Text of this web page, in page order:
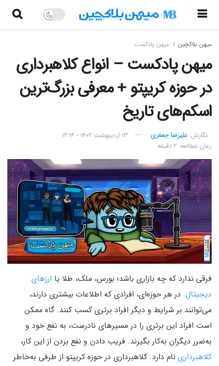
میهن بلاکچین میهن پادکست
میهن پادکست – انواع کلاهبرداری
در حوزه کریپتو + معرفی بزرگ‌ترین
اسکم‌های تاریخ
نگارش:‌ علیرضا جعفری
۱۳ اردیبهشت ۱۴۰۲ - ۱۶:۱۴
زمان مطالعه: ۲ دقیقه
فرقی ندارد که چه بازاری باشد؛ بورس، ملک، طلا یا ارزهای
دیجیتال. در هر حوزه‌ای، افرادی که اطلاعات بیشتری دارند،
می‌توانند بر شرایط و دیگر افراد برتری کسب کنند. گاه ممکن
است افراد این برتری را در مسیرهای نادرست، به نفع خود و
به‌ضرر دیگران به‌کار بگیرند. فریب دادن و نفع بردن از این کار،
کلاهبرداری نام دارد. کلاهبرداری در حوزه کریپتو از طرفی به‌خاطر